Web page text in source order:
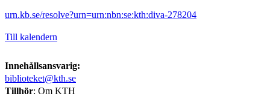
urn.kb.se/resolve?urn=urn:nbn:se:kth:diva-278204
Till kalendern
Innehållsansvarig:
biblioteket@kth.se
Tillhör: Om KTH